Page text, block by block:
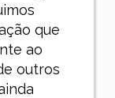
que
ao
outros